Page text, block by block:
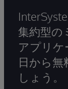
集約型の
アプリケ
日から無
しょう。